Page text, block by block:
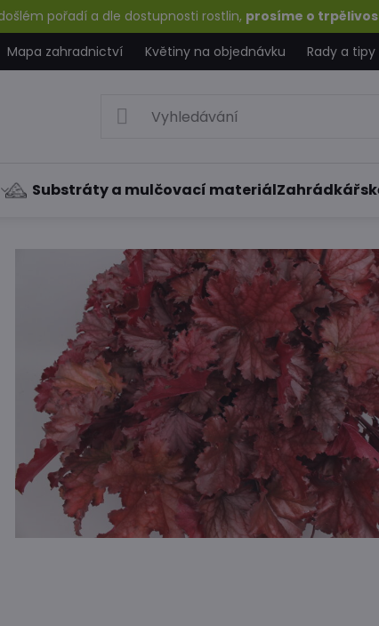
pořadí a dle dostupnosti rostlin, prosíme o
Mapa zahradnictví Květiny na objednávku Rady a tipy
Substráty a mulčovací materiál